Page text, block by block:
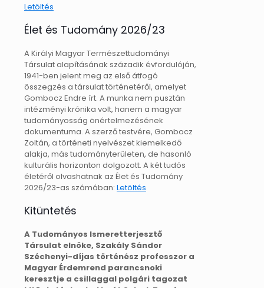
Letöltés
Élet és Tudomány 2026/23
A Királyi Magyar Természettudományi
Társulat alapításának századik évfordulóján,
1941-ben jelent meg az első átfogó
összegzés a társulat történetéről, amelyet
Gombocz Endre írt. A munka nem pusztán
intézményi krónika volt, hanem a magyar
tudományosság önértelmezésének
dokumentuma. A szerző testvére, Gombocz
Zoltán, a történeti nyelvészet kiemelkedő
alakja, más tudományterületen, de hasonló
kulturális horizonton dolgozott. A két tudós
életéről olvashatnak az Élet és Tudomány
2026/23-as számában: Letöltés
Kitüntetés
A Tudományos Ismeretterjesztő
Társulat elnöke, Szakály Sándor
Széchenyi-díjas történész professzor a
Magyar Érdemrend parancsnoki
keresztje a csillaggal polgári tagozat